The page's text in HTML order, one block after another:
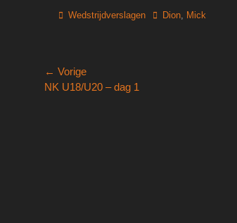
Categorieën
Wedstrijdverslagen TagsDion, Mick
Bericht
navigatie
← Vorige
Vorig
NK U18/U20 – dag 1